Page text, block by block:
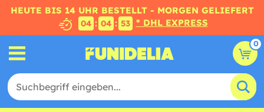
HEUTE BIS 14 UHR BESTELLT - MORGEN GELIEFERT
04 : 04 : 53 * DHL EXPRESS
0